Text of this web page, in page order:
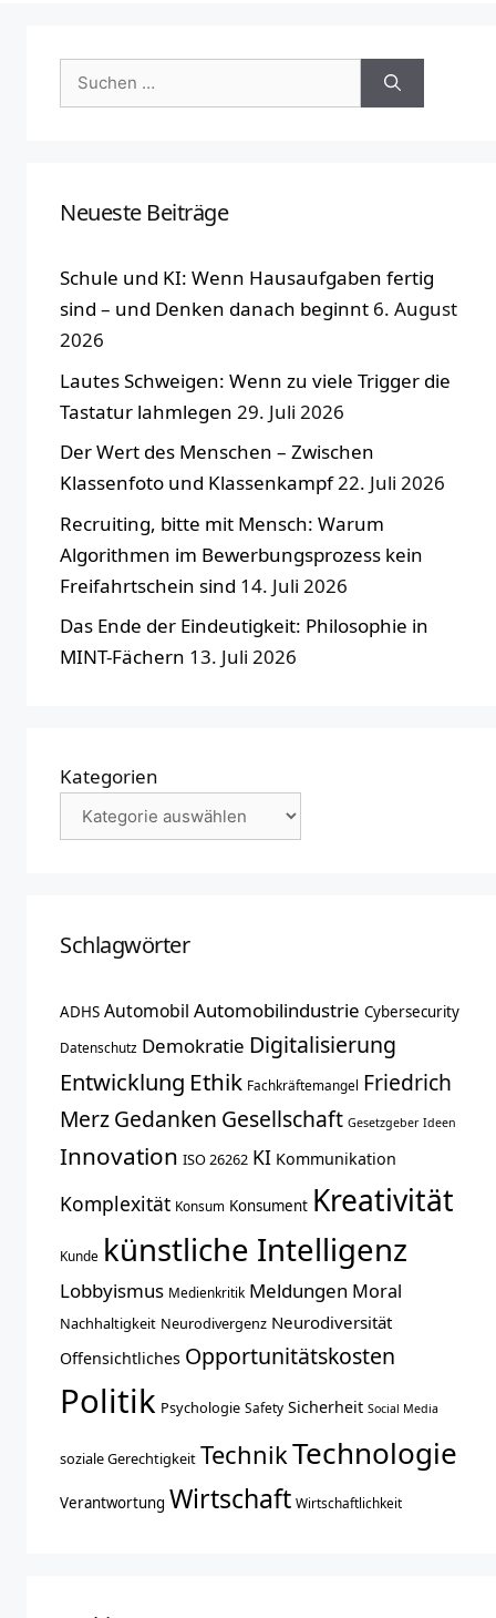
Suchen
nach:
Neueste Beiträge
Schule und KI: Wenn Hausaufgaben fertig
sind – und Denken danach beginnt 6. August
2026
Lautes Schweigen: Wenn zu viele Trigger die
Tastatur lahmlegen 29. Juli 2026
Der Wert des Menschen – Zwischen
Klassenfoto und Klassenkampf22. Juli 2026
Recruiting, bitte mit Mensch: Warum
Algorithmen im Bewerbungsprozess kein
Freifahrtschein sind 14. Juli 2026
Das Ende der Eindeutigkeit: Philosophie in
MINT-Fächern 13. Juli 2026
Kategorien
Schlagwörter
ADHS Automobil Automobilindustrie Cybersecurity
Datenschutz Demokratie Digitalisierung
Entwicklung Ethik Fachkräftemangel Friedrich
MerzGedanken Gesellschaft Gesetzgeber Ideen
Innovation ISO 26262 KI Kommunikation
Komplexität Konsum Konsument Kreativität
Kunde künstliche Intelligenz
Lobbyismus Medienkritik Meldungen Moral
Nachhaltigkeit Neurodivergenz Neurodiversität
Offensichtliches Opportunitätskosten
Politik Psychologie Safety Sicherheit Social Media
soziale Gerechtigkeit TechnikTechnologie
Verantwortung Wirtschaft Wirtschaftlichkeit